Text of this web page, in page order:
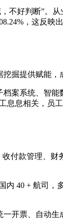
不好判断”。
，这反
掘提供赋能，
档案系统、智
息息相关，员
收付款管理、
内 40 + 航司，
开票、自动